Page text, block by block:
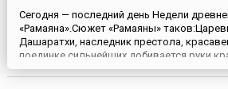
Сегодня — последний день Недели
«Рамаяна».Сюжет «Рамаяны»
Дашаратхи, наследник престола,
поединке сильнейших добивается руки
Однако, младшая жена престарелого